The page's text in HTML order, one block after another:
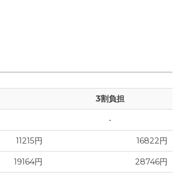
3割負担
-
11215円 16822円
19164円 28746円